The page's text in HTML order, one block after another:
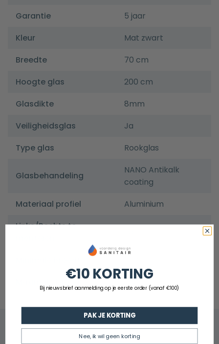
Garantie
5 jaar
Kleur
Mat zwart
Breedte
70 cm
Hoogte glas
200 cm
Glasdikte
8mm
Veiligheidsglas
Ja
Type glas
Rookglas
Glasbehandeling
NANO Antikalk
coating
Materiaal profiel
Aluminium
Links/Rechts te
Maximale breedte
700 mm
€10 KORTING
Bij nieuwsbrief aanmelding op je eerste order (vanaf €100)
PAK JE KORTING
Nee, ik wil geen korting